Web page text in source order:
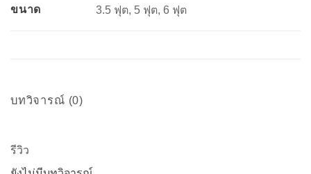
ขนาด 3.5 ฟุต, 5 ฟุต, 6 ฟุต
บทวิจารณ์ (0)
รีวิว